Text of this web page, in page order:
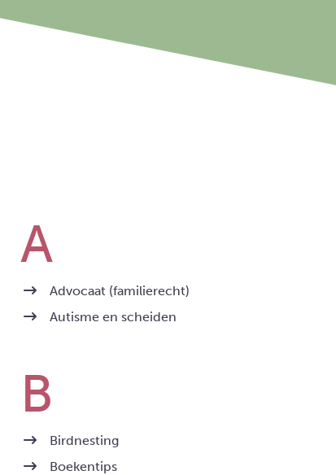
Advocaat (familierecht)
Autisme en scheiden
Birdnesting
Boekentips